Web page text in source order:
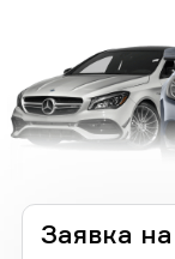
Заявка